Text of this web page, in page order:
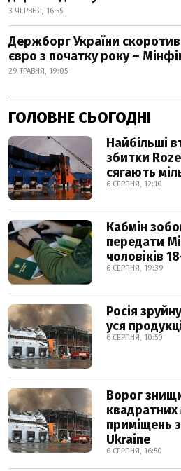
3 ЧЕРВНЯ, 16:55
Держборг України
євро з початку року –
29 ТРАВНЯ, 19:05
ГОЛОВНЕ СЬОГОДНІ
Найбільші
збитки
сягають
6 СЕРПНЯ, 12:10
Кабмін
передати
чоловіків
6 СЕРПНЯ, 19:39
Росія
уся
6 СЕРПНЯ, 10:50
Ворог
квадратних
приміщень
Ukraine
6 СЕРПНЯ, 16:50